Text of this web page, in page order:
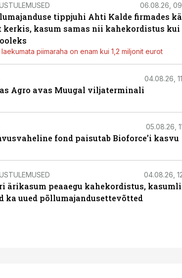
06.08.26,
tippjuhi Ahti Kalde firmades
kerkis, kasum samas nii kahekordistus kui
laekumata piimaraha on enam kui 1,2 miljonit eurot
04.08.26,
Agro avas Muugal viljaterminali
05.08.26,
fond paisutab Bioforce’i kasvu
04.08.26,
ärikasum peaaegu kahekordistus,
ka uued põllumajandusettevõtted